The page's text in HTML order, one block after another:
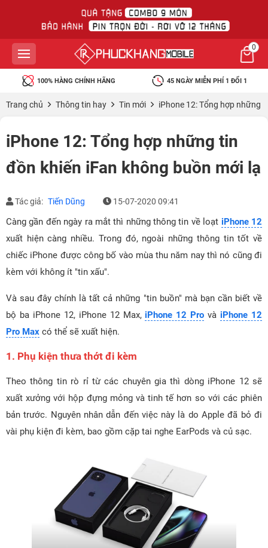
0
100% HÀNG CHÍNH HÃNG 45 NGÀY MIỄN PHÍ 1 ĐỔI 1
Trang chủ Thông tin hay Tin mới iPhone 12: Tổng hợp những
iPhone 12: Tổng hợp những tin
đồn khiến iFan không buồn mới lạ
Tác giả: Tiến Dũng 15-07-2020 09:41
Càng gần đến ngày ra mắt thì những thông tin về loạt iPhone 12
xuất hiện càng nhiều. Trong đó, ngoài những thông tin tốt về
chiếc iPhone được công bố vào mùa thu năm nay thì nó cũng đi
kèm với không ít "tin xấu".
Và sau đây chính là tất cả những "tin buồn" mà bạn cần biết về
bộ ba iPhone 12, iPhone 12 Max, iPhone 12 Pro và iPhone 12
Pro Max có thể sẽ xuất hiện.
1. Phụ kiện thưa thớt đi kèm
Theo thông tin rò rỉ từ các chuyên gia thì dòng iPhone 12 sẽ
xuất xưởng với hộp đựng mỏng và tinh tế hơn so với các phiên
bản trước. Nguyên nhân dẫn đến việc này là do Apple đã bỏ đi
vài phụ kiện đi kèm, bao gồm cặp tai nghe EarPods và củ sạc.